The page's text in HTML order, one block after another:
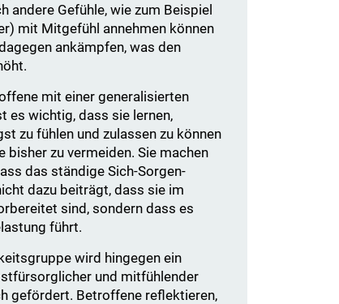
andere Gefühle, wie zum Beispiel
mit Mitgefühl annehmen können
ankämpfen, was den
mit einer generalisierten
es wichtig, dass sie lernen,
zu fühlen und zulassen zu können
bisher zu vermeiden. Sie machen
das ständige Sich-Sorgen-
dazu beiträgt, dass sie im
sind, sondern dass es
führt.
wird hingegen ein
und mitfühlender
gefördert. Betroffene reflektieren,